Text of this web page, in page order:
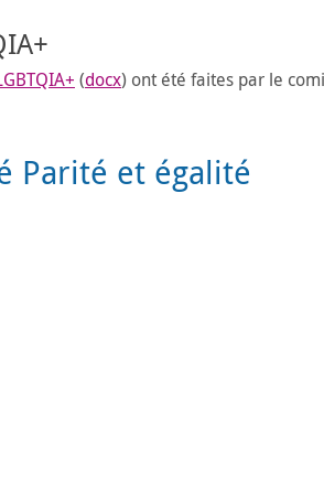
(docx) ont été faites par le
Parité et égalité